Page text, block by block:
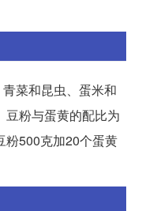
菜和昆虫、蛋米和
豆粉与蛋黄的配比为
粉500克加20个蛋黄